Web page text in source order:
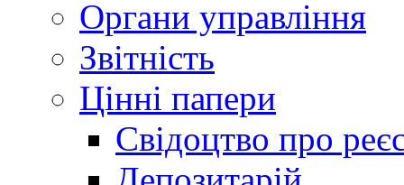
Органи управління
Звітність
Цінні папери
Свідоцтво про